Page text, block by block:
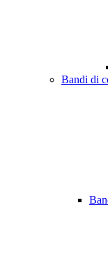
Bandi di